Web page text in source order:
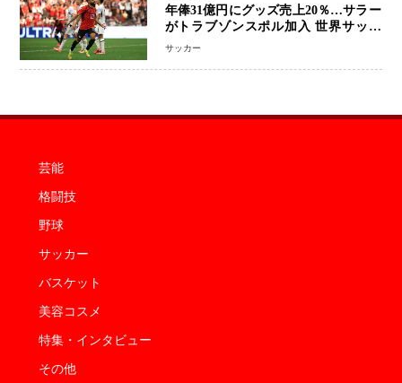
年俸31億円にグッズ売上20％…サラー
がトラブゾンスポル加入 世界サッカ
ーは「五大リーグ一強」から新時代へ
サッカー
芸能
格闘技
野球
サッカー
バスケット
美容コスメ
特集・インタビュー
その他